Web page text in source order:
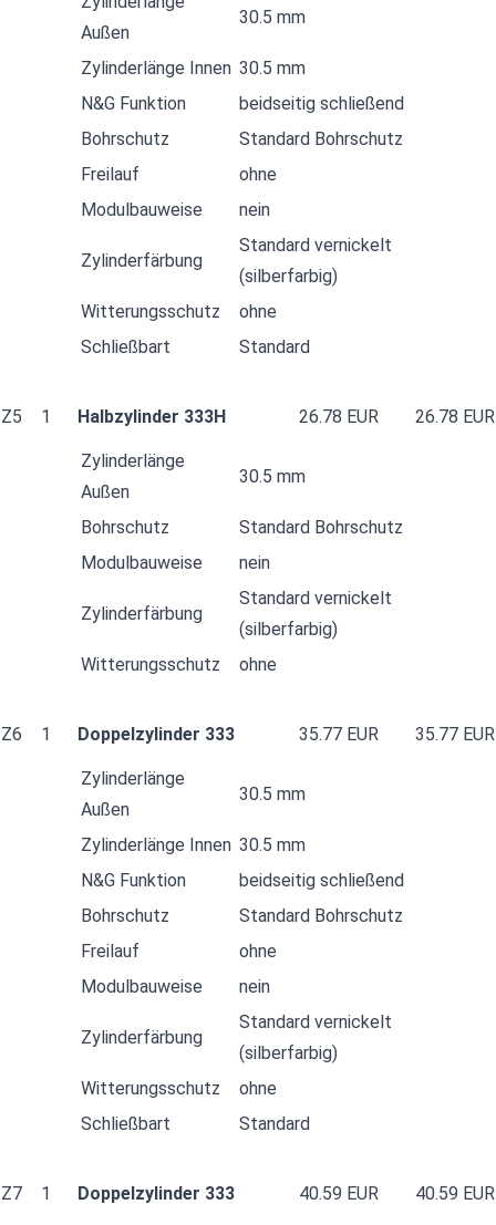
Außen
30.5 mm
Zylinderlänge Innen 30.5 mm
N&G Funktion
beidseitig schließend
Bohrschutz
Standard Bohrschutz
Freilauf
ohne
Modulbauweise
nein
Zylinderfärbung
Standard vernickelt
(silberfarbig)
Witterungsschutz
ohne
Schließbart
Standard
Z5 1 Halbzylinder 333H 26.78 EUR 26.78 EUR
Zylinderlänge
Außen
30.5 mm
Bohrschutz
Standard Bohrschutz
Modulbauweise
nein
Zylinderfärbung
Standard vernickelt
(silberfarbig)
Witterungsschutz
ohne
Z6 1 Doppelzylinder 333 35.77 EUR 35.77 EUR
Zylinderlänge
Außen
30.5 mm
Zylinderlänge Innen 30.5 mm
N&G Funktion
beidseitig schließend
Bohrschutz
Standard Bohrschutz
Freilauf
ohne
Modulbauweise
nein
Zylinderfärbung
Standard vernickelt
(silberfarbig)
Witterungsschutz
ohne
Schließbart
Standard
Z7 1 Doppelzylinder 333 40.59 EUR 40.59 EUR